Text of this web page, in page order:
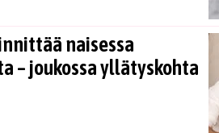
naisessa
– joukossa yllätyskohta